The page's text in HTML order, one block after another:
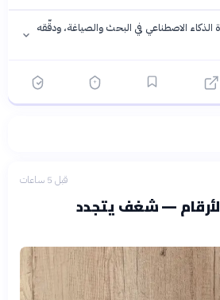
الاصطناعي في البحث والصياغة، ودقّقه
الاصطناعي
قبل 5 ساعات
— شغف يتجدد